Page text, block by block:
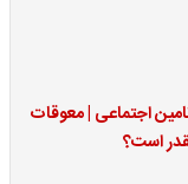
اجتماعی | معوقات
است؟